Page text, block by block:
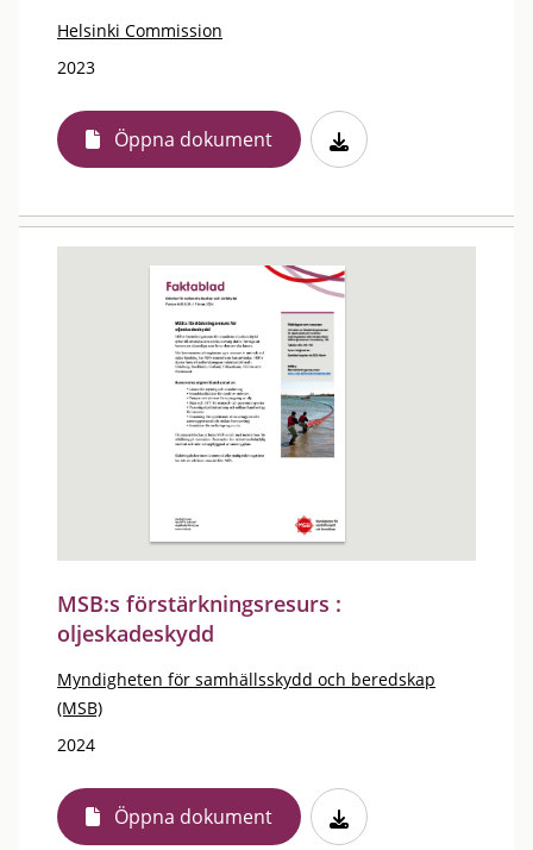
Helsinki Commission
2023
Öppna dokument
MSB:s förstärkningsresurs :
oljeskadeskydd
Myndigheten för samhällsskydd och beredskap
(MSB)
2024
Öppna dokument